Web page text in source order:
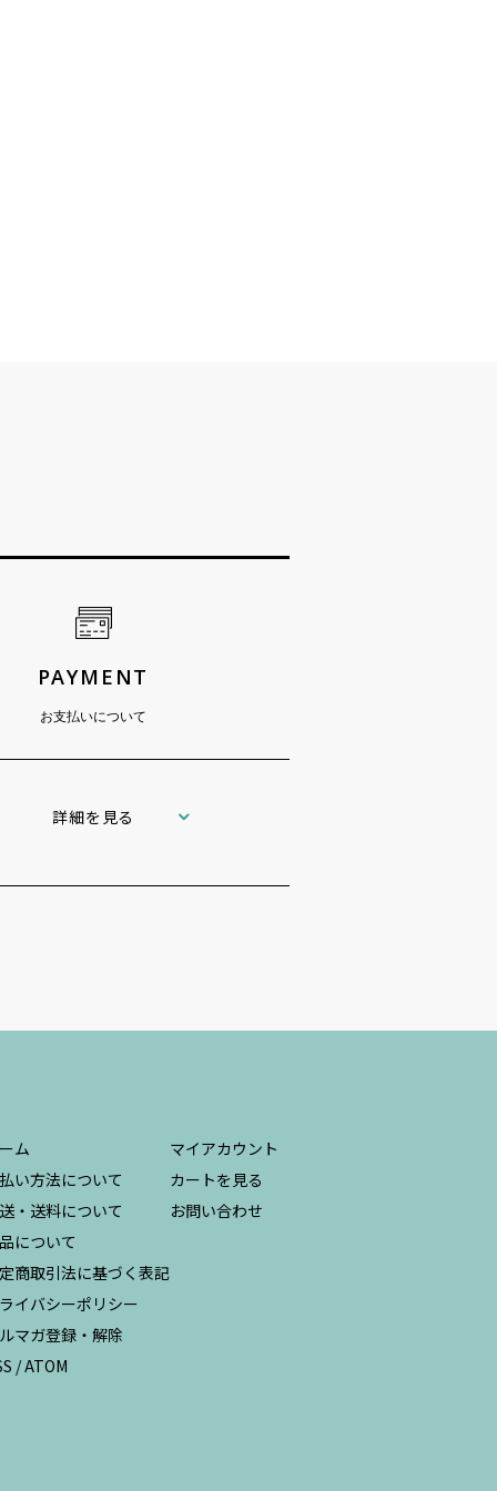
PAYMENT
お支払いについて
詳細を見る
ム
い方法について
・送料について
について
商取引法に基づく表記
イバシーポリシー
マガ登録・解除
/ATOM
マイアカウント
カートを見る
お問い合わせ